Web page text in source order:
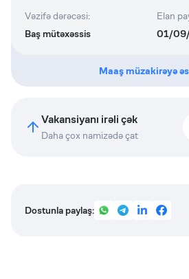
Vəzifə dərəcəsi:
Baş mütəxəssis
Elan
01/
Maaş müzakirəyə
Vakansiyanı irəli çək
Daha çox namizədə çat
Dostunla paylaş: